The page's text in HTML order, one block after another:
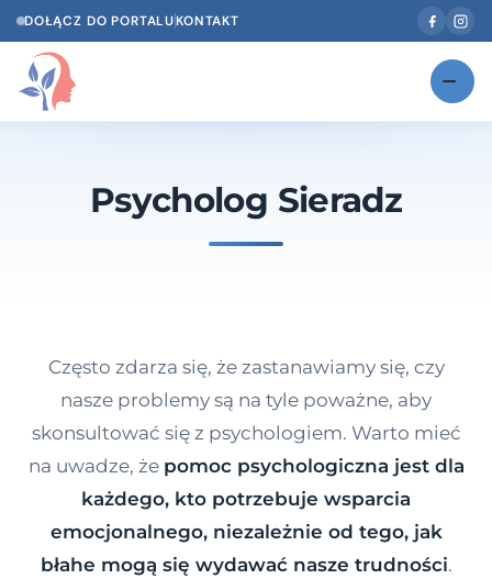
DOŁĄCZ DO PORTALUKONTAKT
NOWOŚĆ
Dawka wiedzy
Kontakt
Psycholog Sieradz
Często zdarza się, że zastanawiamy się, czy
nasze problemy są na tyle poważne, aby
skonsultować się z psychologiem. Warto mieć
na uwadze, że pomoc psychologiczna jest dla
każdego, kto potrzebuje wsparcia
emocjonalnego, niezależnie od tego, jak
błahe mogą się wydawać nasze trudności.